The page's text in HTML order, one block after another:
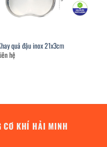
quả đậu inox 21x3cm
hệ
CƠ KHÍ HẢI MINH